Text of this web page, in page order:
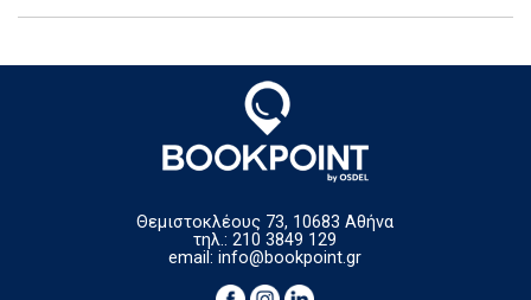
Θεμιστοκλέους 73, 10683 Αθήνα
τηλ.: 210 3849 129
email:info@bookpoint.gr